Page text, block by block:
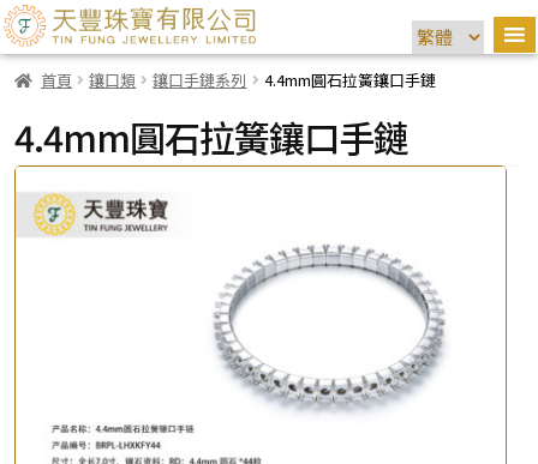
首頁 鑲口類 鑲口手鏈系列 4.4mm圓石拉簧鑲口手鏈
4.4mm圓石拉簧鑲口手鏈